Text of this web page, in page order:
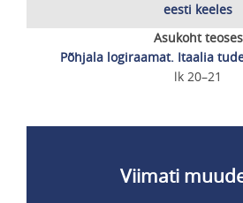
eesti keeles
Asukoht teoses
Põhjala logiraamat. Itaalia
lk 20–21
Viimati